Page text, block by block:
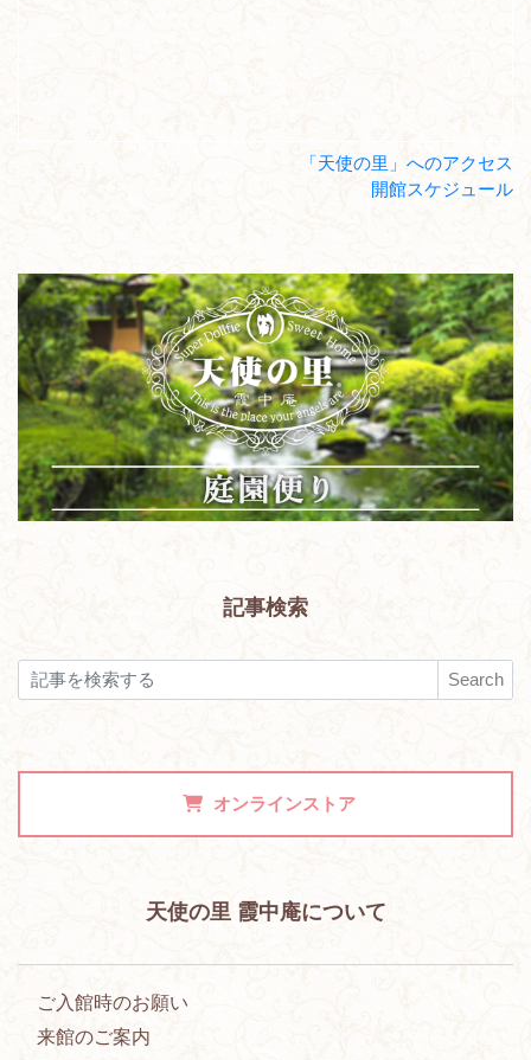
「天使の里」へのアクセス
開館スケジュール
記事検索
Search
オンラインストア
天使の里 霞中庵について
ご入館時のお願い
来館のご案内